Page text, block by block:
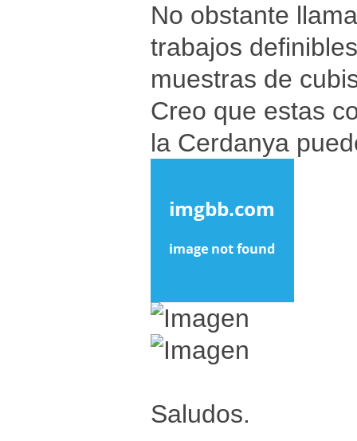
No obstante
trabajos
muestras de
Creo que estas
la Cerdanya
Saludos.